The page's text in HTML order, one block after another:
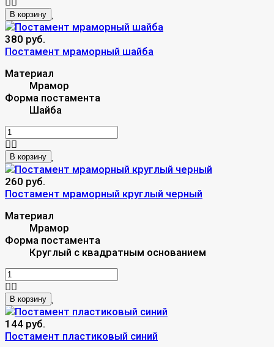
В корзину
380 руб.
Постамент мраморный шайба
Материал
Мрамор
Форма постамента
Шайба
В корзину
260 руб.
Постамент мраморный круглый черный
Материал
Мрамор
Форма постамента
Круглый с квадратным основанием
В корзину
144 руб.
Постамент пластиковый синий